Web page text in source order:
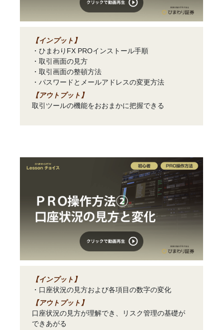
【インプット】
・ひまわりFX PROインストール手順
・取引画面の見方
・取引画面の整頓方法
・パスワードとメールアドレスの変更方法
【アウトプット】
取引ツールの機能をおおまかに把握できる
【インプット】
・口座状況の見方および各項目の数字の変化
【アウトプット】
口座状況の見方が理解でき、リスク管理の基礎が
できあがる